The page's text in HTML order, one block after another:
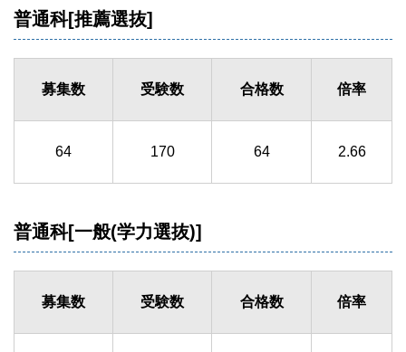
普通科[推薦選抜]
募集数 受験数 合格数 倍率
64 170 64 2.66
普通科[一般(学力選抜)]
募集数 受験数 合格数 倍率